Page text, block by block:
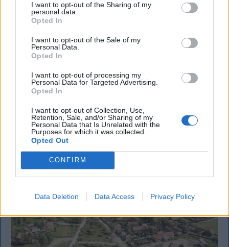
I want to opt-out of the Sharing of my
personal data.
Opted In
I want to opt-out of the Sale of my
Personal Data.
Opted In
I want to opt-out of processing my
Personal Data for Targeted Advertising.
Opted In
I want to opt-out of Collection, Use,
Retention, Sale, and/or Sharing of my
Personal Data that Is Unrelated with the
Purposes for which it was collected.
Opted Out
CONFIRM
Data Deletion Data Access Privacy Policy
Nagy pofonba szaladt belé a Kolozsvári
CFR, kikapott a Győr és a Loki is
Súlyos vereséget szenvedett hazai pályán a
harmadik fordulójában. A magyar színeket képviselő
Győr és a Debrecen is hátrányból várja a
visszavágót.